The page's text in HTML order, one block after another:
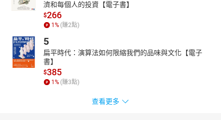
濟和每個人的投資【電子書】
$266
1 % (賺2點)
5
扁平時代：演算法如何限縮我們的品味與文化【電子
書】
$385
1 % (賺3點)
查看更多